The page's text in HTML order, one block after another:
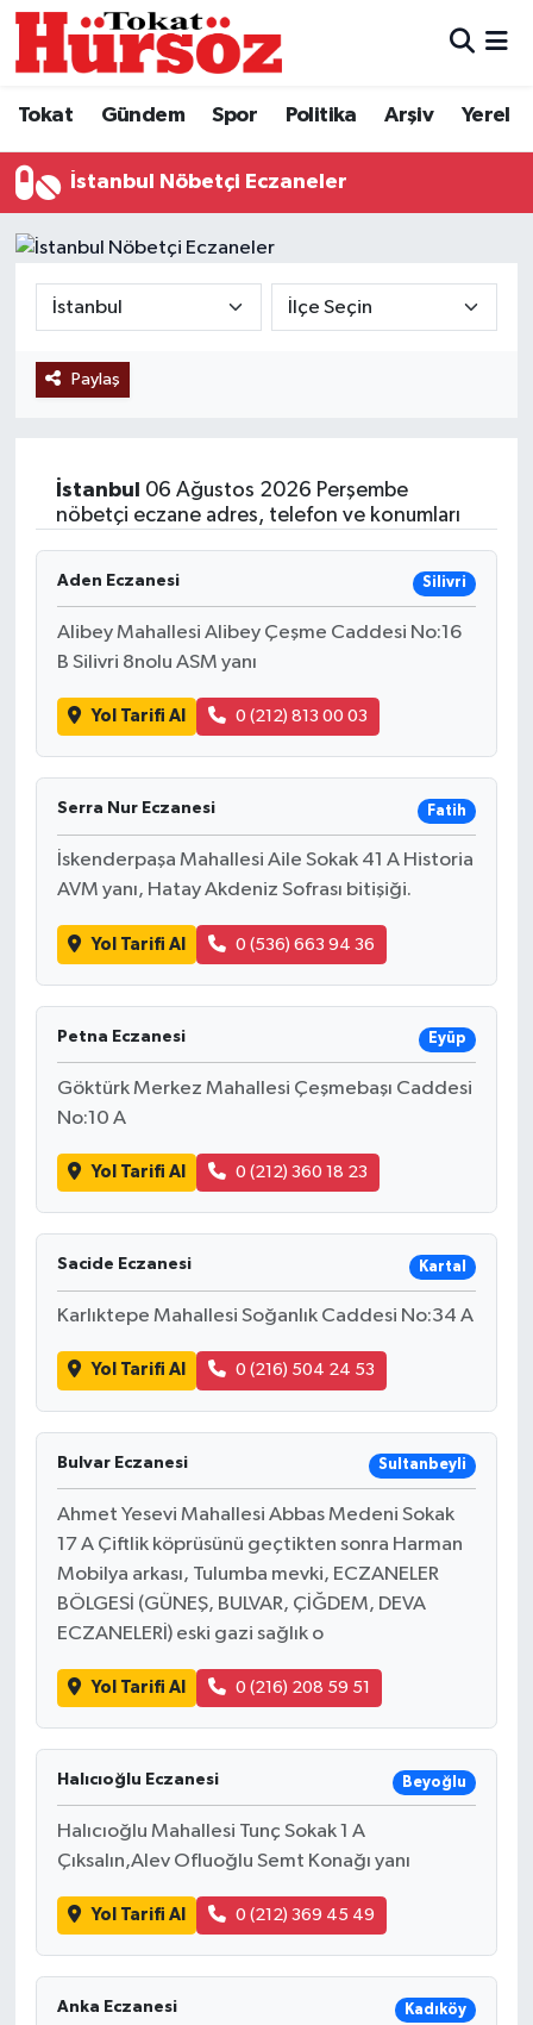
Tokat Gündem Spor Politika Arşiv Yerel
İstanbul Nöbetçi Eczaneler
Paylaş
İstanbul
06 Ağustos 2026 Perşembe
nöbetçi eczane adres, telefon ve konumları
Aden Eczanesi Silivri
Alibey Mahallesi Alibey Çeşme Caddesi No:16
B Silivri 8nolu ASM yanı
Yol Tarifi Al 0 (212) 813 00 03
Serra Nur Eczanesi Fatih
İskenderpaşa Mahallesi Aile Sokak 41 A Historia
AVM yanı, Hatay Akdeniz Sofrası bitişiği.
Yol Tarifi Al 0 (536) 663 94 36
Petna Eczanesi Eyüp
Göktürk Merkez Mahallesi Çeşmebaşı Caddesi
No:10 A
Yol Tarifi Al 0 (212) 360 18 23
Sacide Eczanesi Kartal
Karlıktepe Mahallesi Soğanlık Caddesi No:34 A
Yol Tarifi Al 0 (216) 504 24 53
Bulvar Eczanesi Sultanbeyli
Ahmet Yesevi Mahallesi Abbas Medeni Sokak
17 A Çiftlik köprüsünü geçtikten sonra Harman
Mobilya arkası, Tulumba mevki, ECZANELER
BÖLGESİ (GÜNEŞ, BULVAR, ÇİĞDEM, DEVA
ECZANELERİ) eski gazi sağlık o
Yol Tarifi Al 0 (216) 208 59 51
Halıcıoğlu Eczanesi Beyoğlu
Halıcıoğlu Mahallesi Tunç Sokak 1 A
Çıksalın,Alev Ofluoğlu Semt Konağı yanı
Yol Tarifi Al 0 (212) 369 45 49
Anka Eczanesi Kadıköy
Türkiye Gündemi
Gündem
Spor
Politika
Eğitim
Ekonomi
Sağlık
Tokat Haber
Hava Durumu
Tokat Namaz Vakitleri
Süper Lig Puan Durumu ve Fikstür
Tüm Manşetler
Haber Arşivi